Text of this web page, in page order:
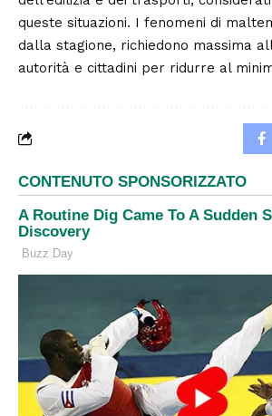
queste situazioni. I fenomeni di
dalla stagione, richiedono massima
autorità e cittadini per ridurre al